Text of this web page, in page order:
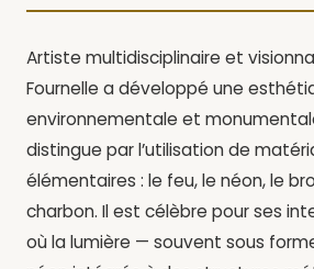
Artiste multidisciplinaire et
Fournelle a développé une
environnementale et
distingue par l’utilisation de
élémentaires : le feu, le néon, le
charbon. Il est célèbre pour ses
où la lumière — souvent sous